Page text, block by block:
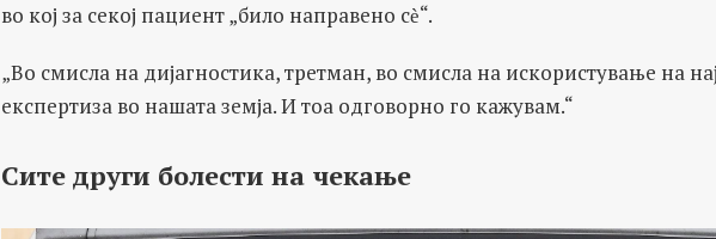
во кој за секој пациент „било направено сѐ“.
„Во смисла на дијагностика, третман, во смисла на искористување на
експертиза во нашата земја. И тоа одговорно го кажувам.“
Сите други болести на чекање